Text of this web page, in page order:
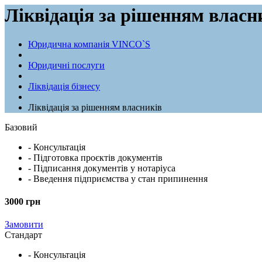
Ліквідація за рішенням
Юридична компанія VINCO`S
Юридичні послуги
Ліквідація бізнесу
Ліквідація за рішенням власників
Базовий
- Консультація
- Підготовка проєктів документів
- Підписання документів у нотаріуса
- Введення підприємства у стан припинення
3000 грн
Замовити
Стандарт
- Консультація